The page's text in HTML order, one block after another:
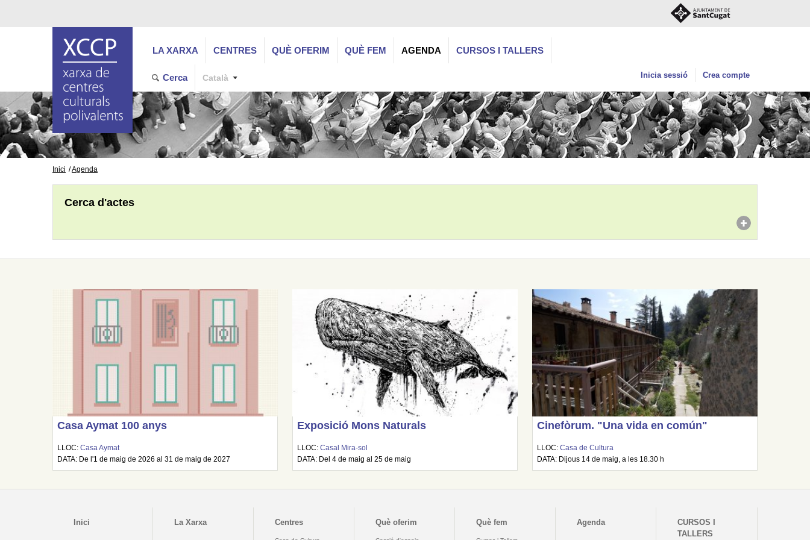
LA XARXA CENTRES QUÈ OFERIM QUÈ FEM AGENDA CURSOS I TALLERS
Cerca Català Inicia sessió Crea compte
Inici Agenda
Cerca d'actes
Casa Aymat 100 anys
LLOC:Casa Aymat
DATA: De l'1 de maig de 2026 al 31 de maig de 2027
Exposició Mons Naturals
LLOC:Casal Mira-sol
DATA: Del 4 de maig al 25 de maig
Cinefòrum. "Una vida en común"
LLOC:Casa de Cultura
DATA: Dijous 14 de maig, a les 18.30 h
Inici La Xarxa Centres Què oferim Què fem Agenda
CURSOS I
TALLERS